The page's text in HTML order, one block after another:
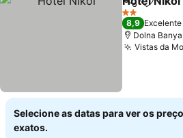
Partilhar
2 Estrelas
8,9 Excelente
Dolna
Vistas da
Selecione as datas para ver os
exatos.